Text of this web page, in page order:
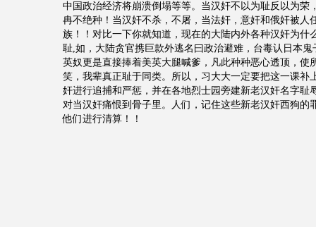
中国政治经济将崩溃倒塌等等。当汉奸不以为耻反以为荣
冉不绝种！当汉奸不杀，不屠，当法奸，意奸和俄奸被人
族！！对比一下你就知道，现在的大陆内外各种汉奸为什
耻,如，大陆贪官携巨款外逃名曰政治避难，台毒认日本鬼
英奴更是直接捧着美英大腿喊爹，凡此种种恶心透顶，使
笑，我辈真正耻于同类。所以，习大大一定要把这一课补
奸进行追捕和严惩，并在各地烈士园旁建新老汉奸名字耻
对当汉奸痛恨到骨子里。人们，记住这些新老汉奸西狗的
他们进行清算！！